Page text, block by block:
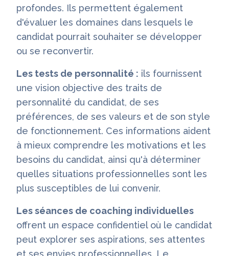
profondes. Ils permettent également
d'évaluer les domaines dans lesquels le
candidat pourrait souhaiter se développer
ou se reconvertir.
Les tests de personnalité : ils fournissent
une vision objective des traits de
personnalité du candidat, de ses
préférences, de ses valeurs et de son style
de fonctionnement. Ces informations aident
à mieux comprendre les motivations et les
besoins du candidat, ainsi qu'à déterminer
quelles situations professionnelles sont les
plus susceptibles de lui convenir.
Les séances de coaching individuelles
offrent un espace confidentiel où le candidat
peut explorer ses aspirations, ses attentes
et ses envies professionnelles. Le